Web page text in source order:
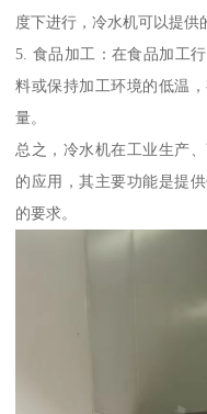
度下进行，冷水机可以提供
5. 食品加工：在食品加工
料或保持加工环境的低温
量。
总之，冷水机在工业生产
的应用，其主要功能是提
的要求。